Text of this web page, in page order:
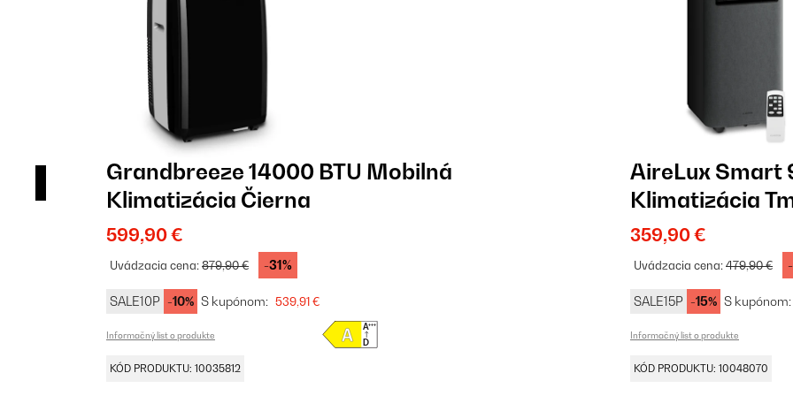
Grandbreeze 14000 BTU Mobilná
Klimatizácia Čierna
599,90 €
Uvádzacia cena:879,90 € -31%
SALE10P -10% S kupónom: 539,91 €
Informačný list o produkte
KÓD PRODUKTU: 10035812
AireLux Smart
Klimatizácia
359,90 €
Uvádzacia cena:479,90 €
SALE15P -15% S kupónom:
Informačný list o produkte
KÓD PRODUKTU: 10048070